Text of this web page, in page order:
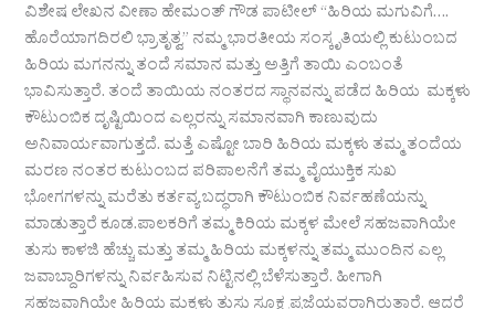
ವಿಶೇಷ ಲೇಖನ ವೀಣಾ ಹೇಮಂತ್ ಗೌಡ ಪಾಟೀಲ್ “ಹಿರಿಯ ಮಗುವಿಗೆ….
ಹೊರೆಯಾಗದಿರಲಿ ಭ್ರಾತೃತ್ವ” ನಮ್ಮ ಭಾರತೀಯ ಸಂಸ್ಕೃತಿಯಲ್ಲಿ ಕುಟುಂಬದ
ಹಿರಿಯ ಮಗನನ್ನು ತಂದೆ ಸಮಾನ ಮತ್ತು ಅತ್ತಿಗೆ ತಾಯಿ ಎಂಬಂತೆ
ಭಾವಿಸುತ್ತಾರೆ. ತಂದೆ ತಾಯಿಯ ನಂತರದ ಸ್ಥಾನವನ್ನು ಪಡೆದ ಹಿರಿಯ ಮಕ್ಕಳು
ಕೌಟುಂಬಿಕ ದೃಷ್ಟಿಯಿಂದ ಎಲ್ಲರನ್ನು ಸಮಾನವಾಗಿ ಕಾಣುವುದು
ಅನಿವಾರ್ಯವಾಗುತ್ತದೆ. ಮತ್ತೆ ಎಷ್ಟೋ ಬಾರಿ ಹಿರಿಯ ಮಕ್ಕಳು ತಮ್ಮ ತಂದೆಯ
ಮರಣ ನಂತರ ಕುಟುಂಬದ ಪರಿಪಾಲನೆಗೆ ತಮ್ಮ ವೈಯುಕ್ತಿಕ ಸುಖ
ಭೋಗಗಳನ್ನು ಮರೆತು ಕರ್ತವ್ಯ ಬದ್ಧರಾಗಿ ಕೌಟುಂಬಿಕ ನಿರ್ವಹಣೆಯನ್ನು
ಮಾಡುತ್ತಾರೆ ಕೂಡ.ಪಾಲಕರಿಗೆ ತಮ್ಮ ಕಿರಿಯ ಮಕ್ಕಳ ಮೇಲೆ ಸಹಜವಾಗಿಯೇ
ತುಸು ಕಾಳಜಿ ಹೆಚ್ಚು ಮತ್ತು ತಮ್ಮ ಹಿರಿಯ ಮಕ್ಕಳನ್ನು ತಮ್ಮ ಮುಂದಿನ ಎಲ್ಲ
ಜವಾಬ್ದಾರಿಗಳನ್ನು ನಿರ್ವಹಿಸುವ ನಿಟ್ಟಿನಲ್ಲಿ ಬೆಳೆಸುತ್ತಾರೆ. ಹೀಗಾಗಿ